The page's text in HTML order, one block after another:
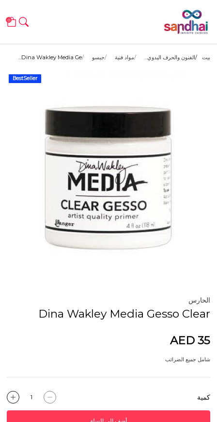
0
بيت الفنون والحرف اليدوي... مواد فنية جيسو Dina Wakley Media Ge...
BestSeller
الحارس
Dina Wakley Media Gesso Clear
AED 35
شامل جميع الضرائب
كمية